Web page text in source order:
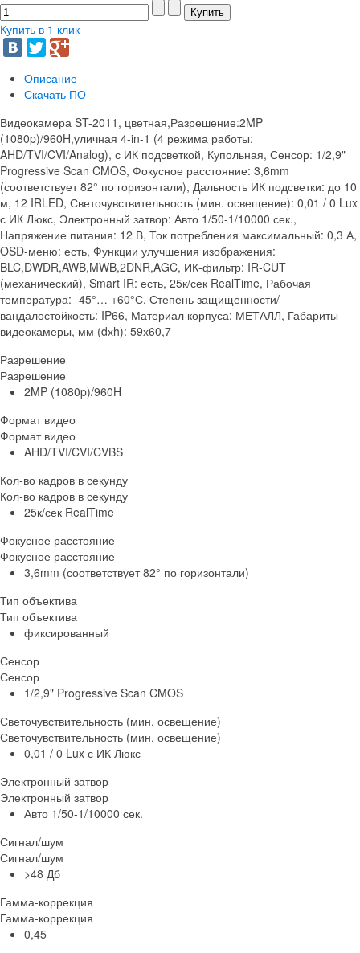
Купить в 1 клик
Описание
Скачать ПО
Видеокамера ST-2011, цветная,Разрешение:2MP
(1080p)/960H,уличная 4-in-1 (4 режима работы:
AHD/TVI/CVI/Analog), с ИК подсветкой, Купольная, Сенсор: 1/2,9"
Progressive Scan CMOS, Фокусное расстояние: 3,6mm
(соответствует 82° по горизонтали), Дальность ИК подсветки: до 10
м, 12 IRLED, Светочувствительность (мин. освещение): 0,01 / 0 Lux
с ИК Люкс, Электронный затвор: Авто 1/50-1/10000 сек.,
Напряжение питания: 12 В, Ток потребления максимальный: 0,3 А,
OSD-меню: есть, Функции улучшения изображения:
BLC,DWDR,AWB,MWB,2DNR,AGC, ИК-фильтр: IR-CUT
(механический), Smart IR: есть, 25к/сек RealTime, Рабочая
температура: -45°… +60°С, Степень защищенности/
вандалостойкость: IP66, Материал корпуса: МЕТАЛЛ, Габариты
видеокамеры, мм (dхh): 59х60,7
Разрешение
Разрешение
2MP (1080p)/960H
Формат видео
Формат видео
AHD/TVI/CVI/CVBS
Кол-во кадров в секунду
Кол-во кадров в секунду
25к/сек RealTime
Фокусное расстояние
Фокусное расстояние
3,6mm (соответствует 82° по горизонтали)
Тип объектива
Тип объектива
фиксированный
Сенсор
Сенсор
1/2,9" Progressive Scan CMOS
Светочувствительность (мин. освещение)
Светочувствительность (мин. освещение)
0,01 / 0 Lux с ИК Люкс
Электронный затвор
Электронный затвор
Авто 1/50-1/10000 сек.
Сигнал/шум
Сигнал/шум
>48 Дб
Гамма-коррекция
Гамма-коррекция
0,45